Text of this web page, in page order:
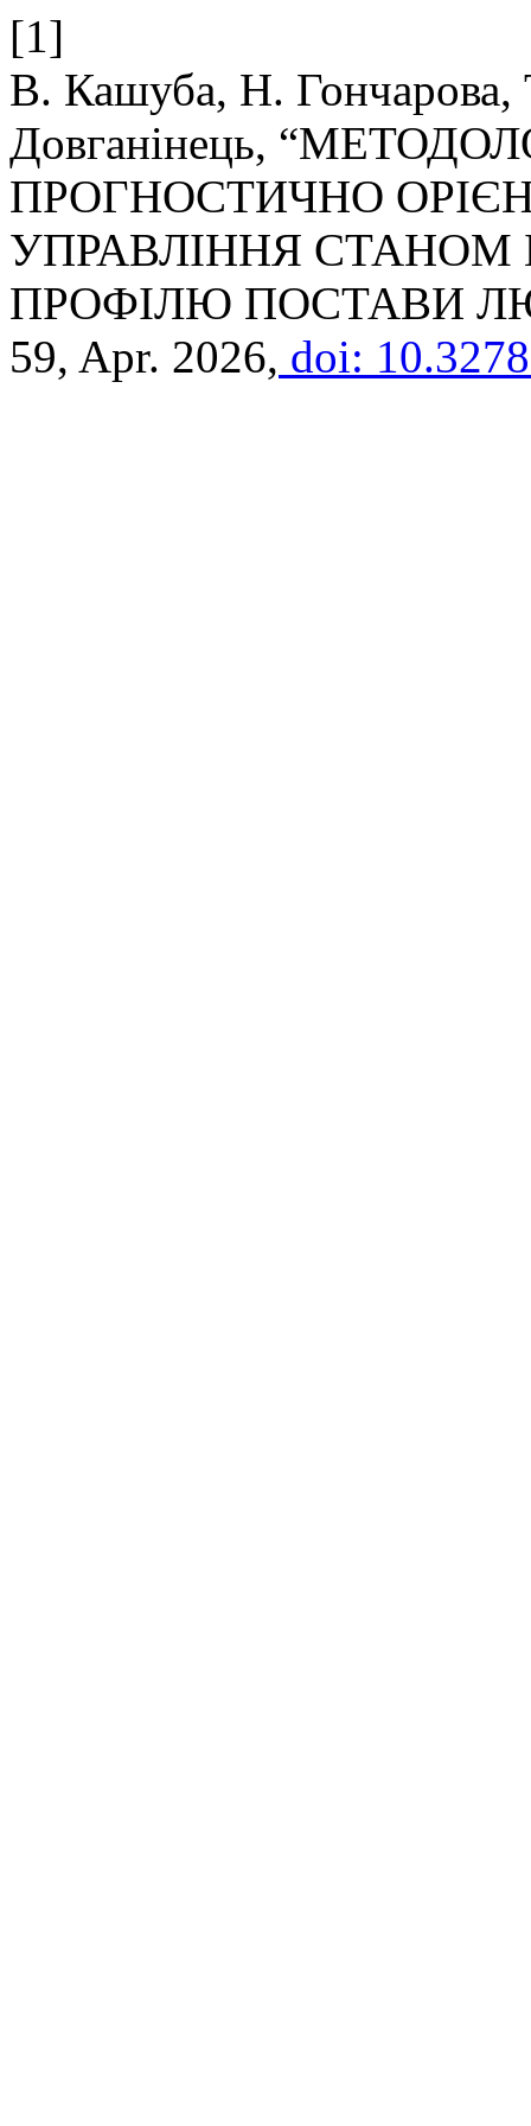
[1]
В. Кашуба, Н.
Довганінець,
ПРОГНОСТИЧНО
УПРАВЛІННЯ СТАНОМ
ПРОФІЛЮ ПОСТАВИ
59, Apr. 2026, doi: